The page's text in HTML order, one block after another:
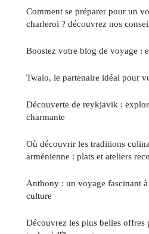
Comment se préparer pour un
charleroi ? découvrez nos
Boostez votre blog de voyage :
Twalo, le partenaire idéal pour
Découverte de reykjavik :
charmante
Où découvrir les traditions
arménienne : plats et ateliers
Anthony : un voyage fascinant
culture
Découvrez les plus belles offres